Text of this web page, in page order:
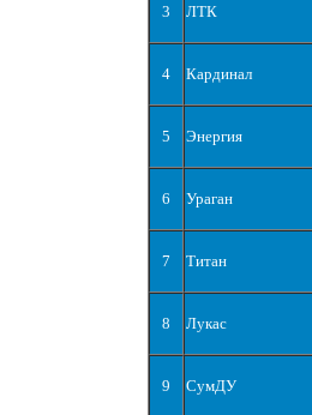
3 ЛТК
4 Кардинал
5 Энергия
6 Ураган
7 Титан
8 Лукас
9 СумДУ